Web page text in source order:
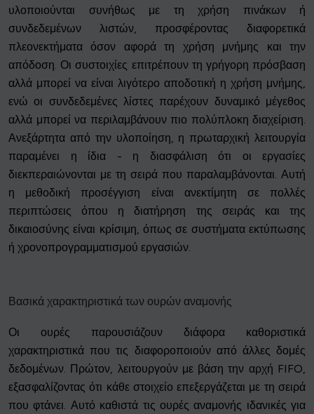
υλοποιούνται συνήθως με τη χρήση πινάκων ή
συνδεδεμένων λιστών, προσφέροντας διαφορετικά
πλεονεκτήματα όσον αφορά τη χρήση μνήμης και την
απόδοση. Οι συστοιχίες επιτρέπουν τη γρήγορη πρόσβαση
αλλά μπορεί να είναι λιγότερο αποδοτική η χρήση μνήμης,
ενώ οι συνδεδεμένες λίστες παρέχουν δυναμικό μέγεθος
αλλά μπορεί να περιλαμβάνουν πιο πολύπλοκη διαχείριση.
Ανεξάρτητα από την υλοποίηση, η πρωταρχική λειτουργία
παραμένει η ίδια - η διασφάλιση ότι οι εργασίες
διεκπεραιώνονται με τη σειρά που παραλαμβάνονται. Αυτή
η μεθοδική προσέγγιση είναι ανεκτίμητη σε πολλές
περιπτώσεις όπου η διατήρηση της σειράς και της
δικαιοσύνης είναι κρίσιμη, όπως σε συστήματα εκτύπωσης
ή χρονοπρογραμματισμού εργασιών.
Βασικά χαρακτηριστικά των ουρών αναμονής
Οι ουρές παρουσιάζουν διάφορα καθοριστικά
χαρακτηριστικά που τις διαφοροποιούν από άλλες δομές
δεδομένων. Πρώτον, λειτουργούν με βάση την αρχή FIFO,
εξασφαλίζοντας ότι κάθε στοιχείο επεξεργάζεται με τη σειρά
που φτάνει. Αυτό καθιστά τις ουρές αναμονής ιδανικές για